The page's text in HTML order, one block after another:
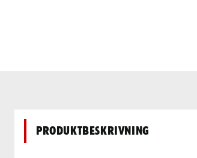
Produktbeskrivning